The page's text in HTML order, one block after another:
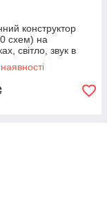
конструктор
схем) на
світло, звук в
см.